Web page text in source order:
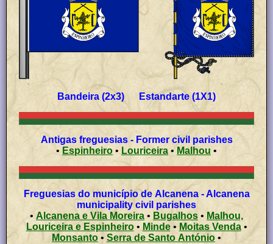
Bandeira (2x3) Estandarte (1X1)
Antigas freguesias - Former civil parishes
• Espinheiro • Louriceira • Malhou •
Freguesias do município de Alcanena - Alcanena
municipality civil parishes
• Alcanena e Vila Moreira • Bugalhos • Malhou,
Louriceira e Espinheiro• Minde• Moitas Venda•
Monsanto • Serra de Santo António•